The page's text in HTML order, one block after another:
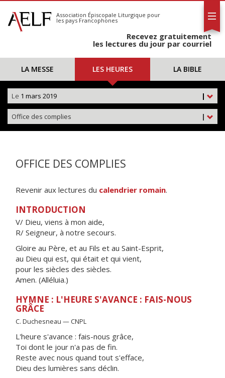
S'abonner
Calendrier
Association Épiscopale Liturgique pour
les pays Francophones
Recevez gratuitement
les lectures du jour par courriel
LA MESSE LES HEURES LA BIBLE
|
Le 1 mars 2019
|
Office des complies
OFFICE DES COMPLIES
Revenir aux lectures du calendrier romain.
INTRODUCTION
V/ Dieu, viens à mon aide,
R/ Seigneur, à notre secours.
Gloire au Père, et au Fils et au Saint-Esprit,
au Dieu qui est, qui était et qui vient,
pour les siècles des siècles.
Amen. (Alléluia.)
HYMNE : L'HEURE S'AVANCE : FAIS-NOUS
GRÂCE
C. Duchesneau — CNPL
L'heure s'avance : fais-nous grâce,
Toi dont le jour n'a pas de fin.
Reste avec nous quand tout s'efface,
Dieu des lumières sans déclin.